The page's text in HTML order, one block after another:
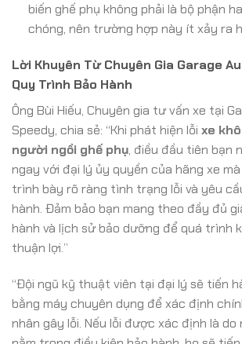
biến ghế phụ không phải là bộ phận
chóng, nên trường hợp này ít xảy ra
Lời Khuyên Từ Chuyên Gia Garage
Quy Trình Bảo Hành
Ông Bùi Hiếu, Chuyên gia tư vấn xe tại
Speedy, chia sẻ: “Khi phát hiện lỗi xe
người ngồi ghế phụ, điều đầu tiên bạn
ngay với đại lý ủy quyền của hãng xe
trình bày rõ ràng tình trạng lỗi và yêu
hành. Đảm bảo bạn mang theo đầy đủ
hành và lịch sử bảo dưỡng để quá trình
thuận lợi.”
“Đội ngũ kỹ thuật viên tại đại lý sẽ tiến
bằng máy chuyên dụng để xác định
nhân gây lỗi. Nếu lỗi được xác định là do